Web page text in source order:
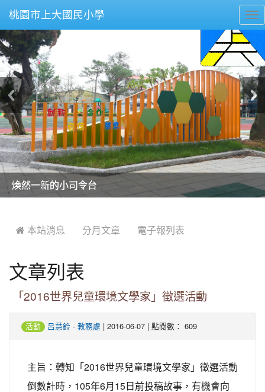
桃園市上大國民小學
美麗的操場是我們活力的來源
美麗的操場是我們活力的來源
煥然一新的小司令台
煥然一新的小司令台
富含桃園埤塘田園風光意象的中廊
富含桃園埤塘田園風光意象的中廊
嶄新的中庭廣場
嶄新的中庭廣場
水生池生生不息
水生池生生不息
 本站消息 分月文章 電子報列表
文章列表
「2016世界兒童環境文學家」徵選活動
活動 呂慧鈴 - 教務處 | 2016-06-07 | 點閱數： 609
主旨：轉知「2016世界兒童環境文學家」徵選活動
倒數計時，105年6月15日前投稿故事，有機會向